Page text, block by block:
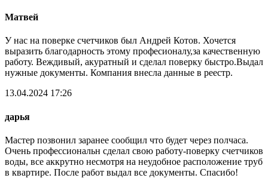
Матвей
У нас на поверке счетчиков был Андрей Котов. Хочется
выразить благодарность этому професионалу,за качественную
работу. Веждивый, акуратный и сделал поверку быстро.Выдал
нужные документы. Компания внесла данные в реестр.
13.04.2024 17:26
дарья
Мастер позвонил заранее сообщил что будет через полчаса.
Очень профессиональн сделал свою работу-поверку счетчиков
воды, все аккрутно несмотря на неудобное расположение труб
в квартире. После работ выдал все документы. Спасибо!